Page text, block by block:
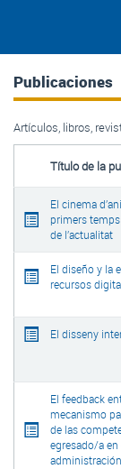
Publicaciones
Artículos, libros,
Título de la
El cinema
primers
de l’actualitat
El diseño y la
recursos
El disseny
El feedback
mecanismo
de las
egresado/a